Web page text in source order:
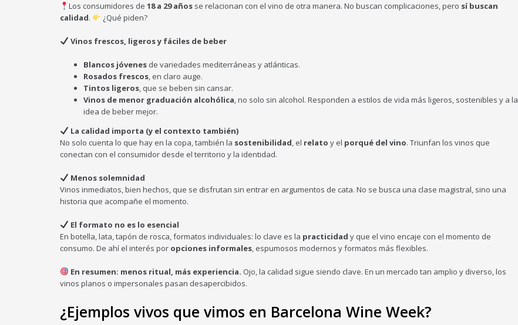
Los consumidores de 18 a 29 añosse relacionan con el vino de otra manera. No buscan complicaciones, pero sí buscan
calidad. ¿Qué piden?
Vinos frescos, ligeros y fáciles de beber
Blancos jóvenes de variedades mediterráneas y atlánticas.
Rosados frescos, en claro auge.
Tintos ligeros, que se beben sin cansar.
Vinos de menor graduación alcohólica, no solo sin alcohol. Responden a estilos de vida más ligeros, sostenibles y a la
idea de beber mejor.
La calidad importa (y el contexto también)
No solo cuenta lo que hay en la copa, también la sostenibilidad, el relato y el porqué del vino. Triunfan los vinos que
conectan con el consumidor desde el territorio y la identidad.
Menos solemnidad
Vinos inmediatos, bien hechos, que se disfrutan sin entrar en argumentos de cata. No se busca una clase magistral, sino una
historia que acompañe el momento.
El formato no es lo esencial
En botella, lata, tapón de rosca, formatos individuales: lo clave es la practicidad y que el vino encaje con el momento de
consumo. De ahí el interés por opciones informales, espumosos modernos y formatos más flexibles.
En resumen: menos ritual, más experiencia. Ojo, la calidad sigue siendo clave. En un mercado tan amplio y diverso, los
vinos planos o impersonales pasan desapercibidos.
¿Ejemplos vivos que vimos en Barcelona Wine Week?